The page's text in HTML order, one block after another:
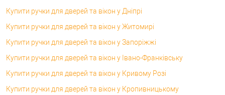
Купити ручки для дверей та вікон у Дніпрі
Купити ручки для дверей та вікон у Житомирі
Купити ручки для дверей та вікон у Запоріжжі
Купити ручки для дверей та вікон у Івано-Франківську
Купити ручки для дверей та вікон у Кривому Розі
Купити ручки для дверей та вікон у Кропивницькому